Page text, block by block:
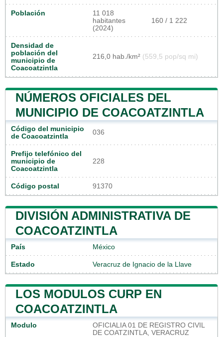
Población
11 018
habitantes
(2024)
160 / 1 222
Densidad de
población del
municipio de
Coacoatzintla
216,0 hab./km² (559,5 pop/sq mi)
NÚMEROS OFICIALES DEL
MUNICIPIO DE COACOATZINTLA
Código del municipio
de Coacoatzintla
036
Prefijo telefónico del
municipio de
Coacoatzintla
228
Código postal 91370
DIVISIÓN ADMINISTRATIVA DE
COACOATZINTLA
País México
Estado Veracruz de Ignacio de la Llave
LOS MODULOS CURP EN
COACOATZINTLA
Modulo
OFICIALIA 01 DE REGISTRO CIVIL
DE COATZINTLA, VERACRUZ